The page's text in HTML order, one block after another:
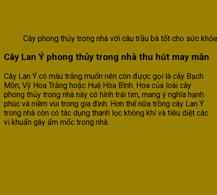
Cây phong thủy trong nhà với câu trầu bà tốt cho sức
Cây Lan Ý phong thủy trong nhà thu hút may mắn
Cây Lan Ý có màu trắng muốn nên còn được gọi là cây Bạch
Môn, Vỹ Hoa Trắng hoặc Huệ Hòa Bình. Hoa của loài cây
phong thủy trong nhà này có hình trái tim, mang ý nghĩa hạnh
phúc và niềm vui trong gia đình. Hơn thế nữa trồng cây Lan Ý
trong nhà còn có tác dụng thanh lọc không khí và tiêu diệt các
vi khuẩn gây ẩm mốc trong nhà.